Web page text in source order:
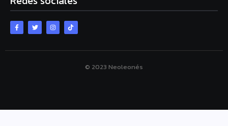
© 2023 Neoleonés